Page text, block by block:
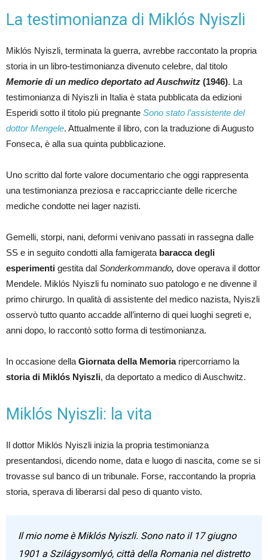
La testimonianza di Miklós Nyiszli
Miklós Nyiszli, terminata la guerra, avrebbe raccontato la propria
storia in un libro-testimonianza divenuto celebre, dal titolo
Memorie di un medico deportato ad Auschwitz (1946). La
testimonianza di Nyiszli in Italia è stata pubblicata da edizioni
Esperidi sotto il titolo più pregnante Sono stato l’assistente del
dottor Mengele. Attualmente il libro, con la traduzione di Augusto
Fonseca, è alla sua quinta pubblicazione.
Uno scritto dal forte valore documentario che oggi rappresenta
una testimonianza preziosa e raccapricciante delle ricerche
mediche condotte nei lager nazisti.
Gemelli, storpi, nani, deformi venivano passati in rassegna dalle
SS e in seguito condotti alla famigerata baracca degli
esperimenti gestita dal Sonderkommando, dove operava il dottor
Mendele. Miklós Nyiszli fu nominato suo patologo e ne divenne il
primo chirurgo. In qualità di assistente del medico nazista, Nyiszli
osservò tutto quanto accadde all’interno di quei luoghi segreti e,
anni dopo, lo raccontò sotto forma di testimonianza.
In occasione della Giornata della Memoriaripercorriamo la
storia di Miklós Nyiszli, da deportato a medico di Auschwitz.
Miklós Nyiszli: la vita
Il dottor Miklós Nyiszli inizia la propria testimonianza
presentandosi, dicendo nome, data e luogo di nascita, come se si
trovasse sul banco di un tribunale. Forse, raccontando la propria
storia, sperava di liberarsi dal peso di quanto visto.
Il mio nome è Miklós Nyiszli. Sono nato il 17 giugno
1901 a Szilágysomlyó, città della Romania nel distretto